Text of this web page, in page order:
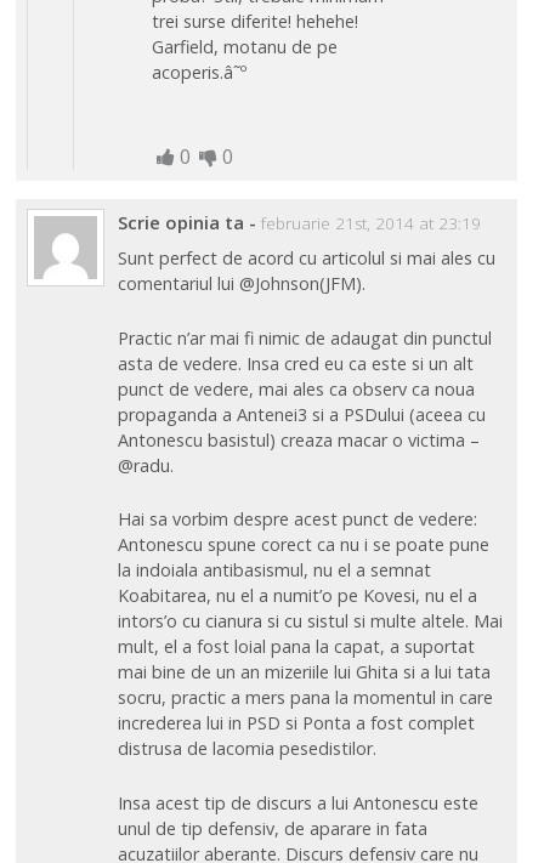
trei surse diferite! hehehe!
Garfield, motanu de pe
acoperis.â˜º
0 0
Scrie opinia ta - februarie 21st, 2014 at 23:19
Sunt perfect de acord cu articolul si mai ales cu
comentariul lui @Johnson(JFM).
Practic n’ar mai fi nimic de adaugat din punctul
asta de vedere. Insa cred eu ca este si un alt
punct de vedere, mai ales ca observ ca noua
propaganda a Antenei3 si a PSDului (aceea cu
Antonescu basistul) creaza macar o victima –
@radu.
Hai sa vorbim despre acest punct de vedere:
Antonescu spune corect ca nu i se poate pune
la indoiala antibasismul, nu el a semnat
Koabitarea, nu el a numit’o pe Kovesi, nu el a
intors’o cu cianura si cu sistul si multe altele. Mai
mult, el a fost loial pana la capat, a suportat
mai bine de un an mizeriile lui Ghita si a lui tata
socru, practic a mers pana la momentul in care
increderea lui in PSD si Ponta a fost complet
distrusa de lacomia pesedistilor.
Insa acest tip de discurs a lui Antonescu este
unul de tip defensiv, de aparare in fata
acuzatiilor aberante. Discurs defensiv care nu